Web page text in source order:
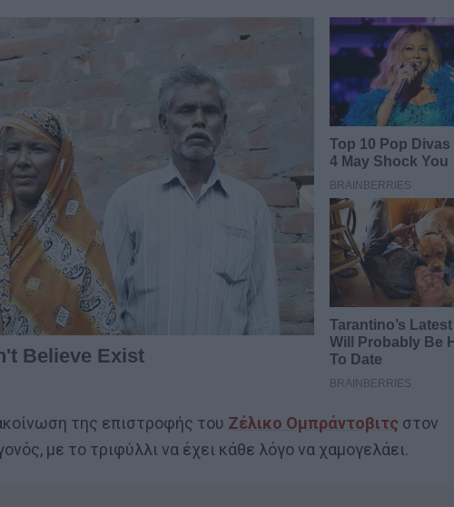
της επιστροφής του Ζέλικο Ομπράντοβιτς στον
με το τριφύλλι να έχει κάθε λόγο να χαμογελάει.